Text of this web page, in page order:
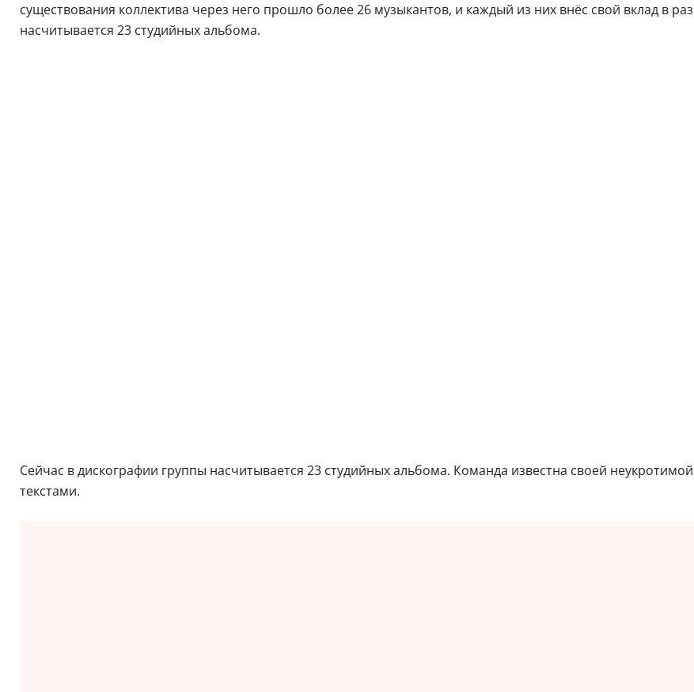
существования коллектива через него прошло более 26 музыкантов, и каждый из них внёс свой вклад в
насчитывается 23 студийных альбома.
Сейчас в дискографии группы насчитывается 23 студийных альбома. Команда известна своей
текстами.